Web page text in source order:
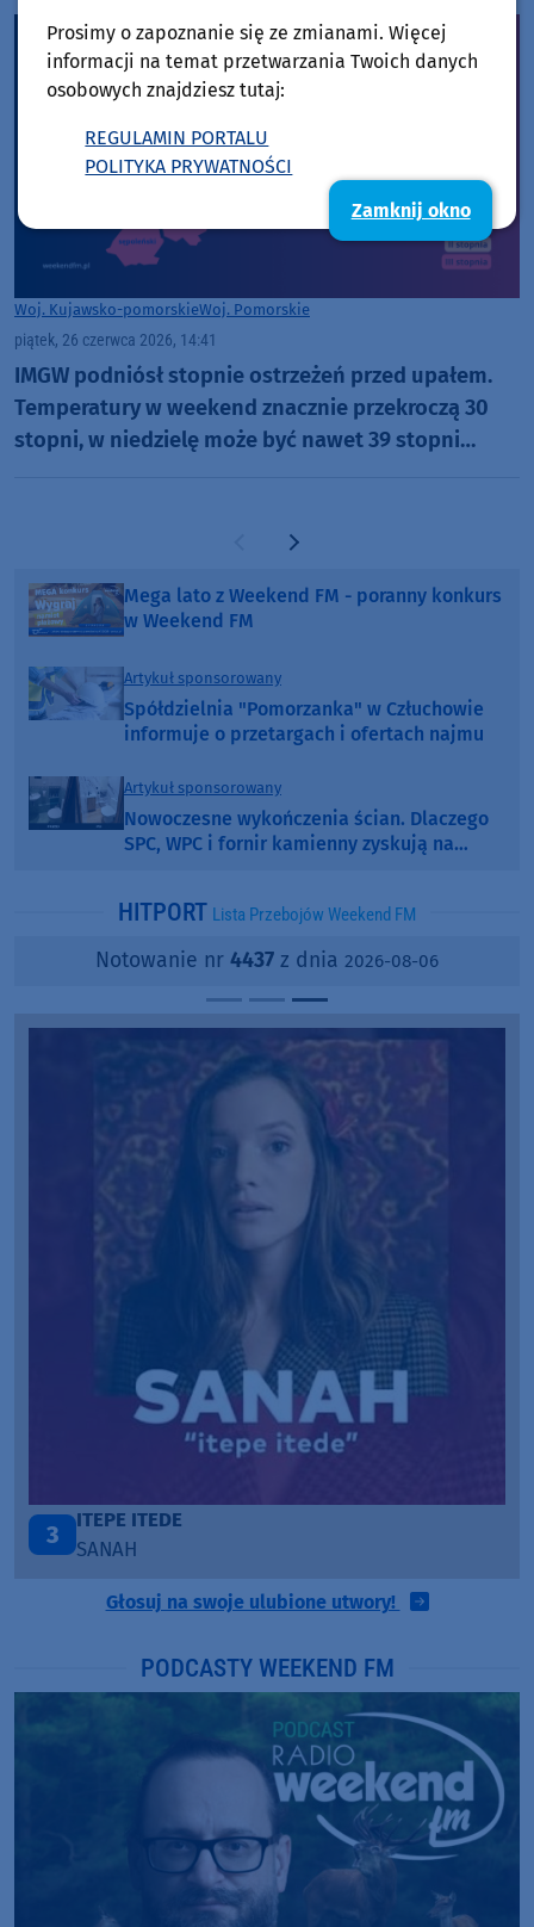
Woj. Kujawsko-pomorskieWoj. Pomorskie
piątek, 26 czerwca 2026, 14:41
IMGW podniósł stopnie ostrzeżeń przed upałem.
Temperatury w weekend znacznie przekroczą 30
stopni, w niedzielę może być nawet 39 stopni
Poprzednia strona
Następna strona
Mega lato z Weekend FM - poranny konkurs
w Weekend FM
Artykuł sponsorowany
Spółdzielnia "Pomorzanka" w Człuchowie
informuje o przetargach i ofertach najmu
Artykuł sponsorowany
Nowoczesne wykończenia ścian. Dlaczego
SPC, WPC i fornir kamienny zyskują na
HITPORT Lista Przebojów Weekend FM
Notowanie nr 4437 z dnia 2026-08-06
1
PÓŹNIEJ CI OPOWIEM
DAWID KWIATKOWSKI & MARGARET
Głosuj na swoje ulubione utwory!
PODCASTY WEEKEND FM
Prosimy o zapoznanie się ze zmianami. Więcej
informacji na temat przetwarzania Twoich danych
osobowych znajdziesz tutaj:
REGULAMIN PORTALU
POLITYKA PRYWATNOŚCI
Zamknij okno